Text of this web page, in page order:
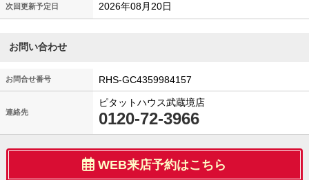
次回更新予定日 2026年08月20日
お問い合わせ
お問合せ番号 RHS-GC4359984157
連絡先
ピタットハウス武蔵境店
0120-72-3966
WEB来店予約はこちら